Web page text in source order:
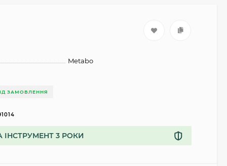
Metabo
ЗАМОВЛЕННЯ
ІНСТРУМЕНТ 3 РОКИ